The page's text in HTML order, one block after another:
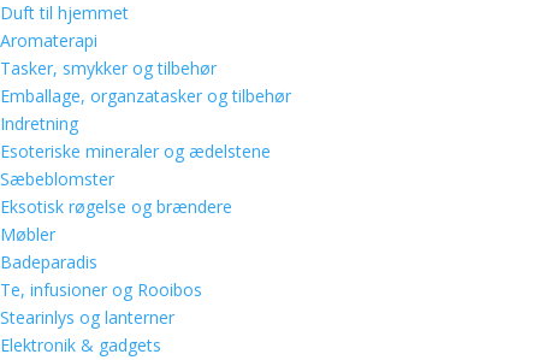
Duft til hjemmet
Aromaterapi
Tasker, smykker og tilbehør
Emballage, organzatasker og tilbehør
Indretning
Esoteriske mineraler og ædelstene
Sæbeblomster
Eksotisk røgelse og brændere
Møbler
Badeparadis
Te, infusioner og Rooibos
Stearinlys og lanterner
Elektronik & gadgets